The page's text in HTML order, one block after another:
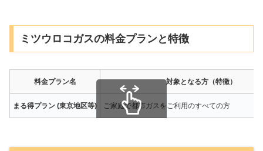
ミツウロコガスの料金プランと特徴
料金プラン名 対象となる方（特徴）
まる得プラン (東京地区等) ご家庭で都市ガスをご利用のすべての方